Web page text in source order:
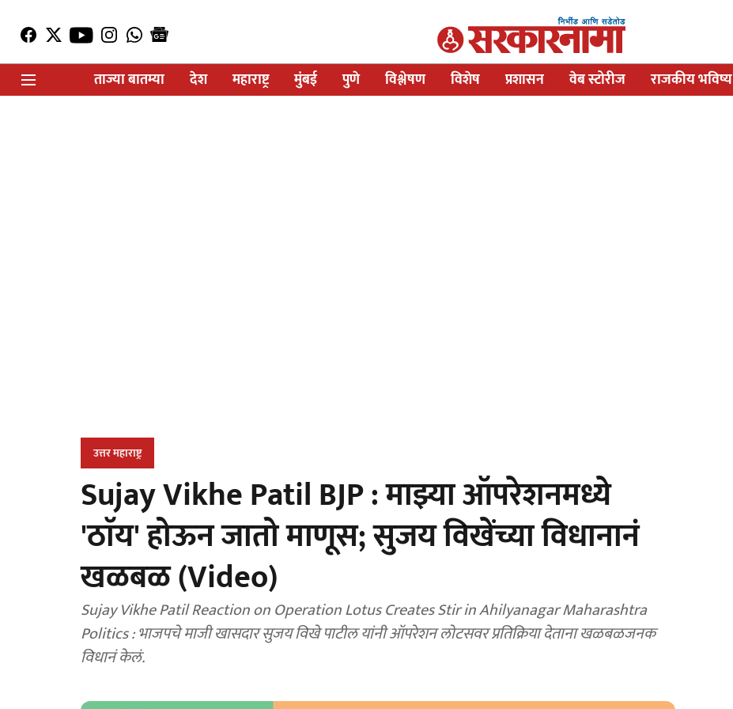
ताज्या बातम्या
देश महाराष्ट्र मुंबई पुणे विश्लेषण विशेष प्रशासन वेब स्टोरीज राजकीय भविष्य
उत्तर महाराष्ट्र
Sujay Vikhe Patil BJP : माझ्या ऑपरेशनमध्ये
'ठाॅय' होऊन जातो माणूस; सुजय विखेंच्या विधानानं
खळबळ (Video)
Sujay Vikhe Patil Reaction on Operation Lotus Creates Stir in Ahilyanagar Maharashtra
Politics : भाजपचे माजी खासदार सुजय विखे पाटील यांनी ऑपरेशन लोटसवर प्रतिक्रिया देताना खळबळजनक
विधानं केलं.